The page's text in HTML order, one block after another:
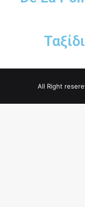
All Right